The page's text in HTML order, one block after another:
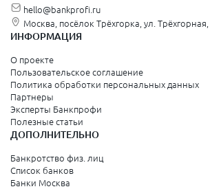
Андреаполь
Апрелевка
Арамиль
Ардатов
Арзамас
Аркадак
Арсеньев
Артемовск
Асино
Аша
Бабушкин
Багратионовск
Баксан
hello@bankprofi.ru
Москва, посёлок Трёхгорка, ул. Трёхгорная,
ИНФОРМАЦИЯ
О проекте
Пользовательское соглашение
Политика обработки персональных данных
Партнеры
Эксперты Банкпрофи
Полезные статьи
ДОПОЛНИТЕЛЬНО
Банкротство физ. лиц
Список банков
Банки Москва